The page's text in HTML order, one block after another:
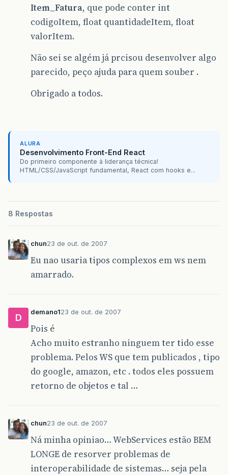
Item_Fatura, que pode conter int
codigoItem, float quantidadeItem, float
valorItem.
Não sei se algém já prcisou desenvolver algo
parecido, peço ajuda para quem souber .
Obrigado a todos.
ALURA
Desenvolvimento Front-End React
Do primeiro componente à liderança técnica!
HTML/CSS/JavaScript fundamental, React com hooks e...
8 Respostas
chun23 de out. de 2007
Eu nao usaria tipos complexos em ws nem
amarrado.
D
demano123 de out. de 2007
Pois é
Acho muito estranho ninguem ter tido esse
problema. Pelos WS que tem publicados , tipo
do google, amazon, etc . todos eles possuem
retorno de objetos e tal …
chun23 de out. de 2007
Ná minha opiniao… WebServices estão BEM
LONGE de resorver problemas de
interoperabilidade de sistemas… seja pela